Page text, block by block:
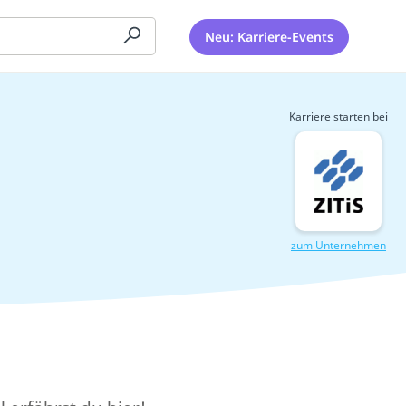
Neu: Karriere-Events
Karriere starten bei
zum Unternehmen